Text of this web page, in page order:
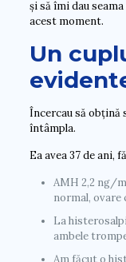
și să îmi dau
acest moment.
Un
Încercau să obțină
întâmpla.
Ea avea 37 de ani,
AMH 2,2 ng/
normal, ovare
La
ambele
Am făcut o